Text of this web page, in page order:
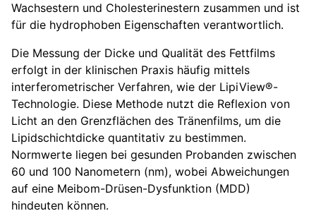
Wachsestern und Cholesterinestern zusammen und ist
für die hydrophoben Eigenschaften verantwortlich.
Die Messung der Dicke und Qualität des Fettfilms
erfolgt in der klinischen Praxis häufig mittels
interferometrischer Verfahren, wie der LipiView®-
Technologie. Diese Methode nutzt die Reflexion von
Licht an den Grenzflächen des Tränenfilms, um die
Lipidschichtdicke quantitativ zu bestimmen.
Normwerte liegen bei gesunden Probanden zwischen
60 und 100 Nanometern (nm), wobei Abweichungen
auf eine Meibom-Drüsen-Dysfunktion (MDD)
hindeuten können.